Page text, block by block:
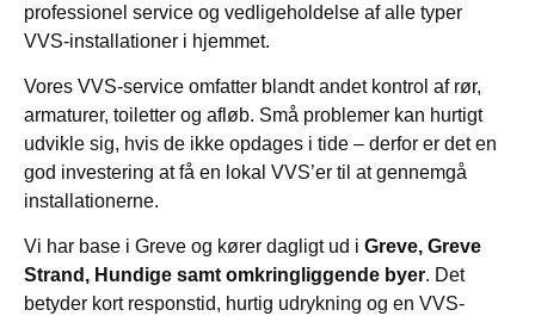
professionel service og vedligeholdelse af alle typer
VVS-installationer i hjemmet.
Vores VVS-service omfatter blandt andet kontrol af rør,
armaturer, toiletter og afløb. Små problemer kan hurtigt
udvikle sig, hvis de ikke opdages i tide – derfor er det en
god investering at få en lokal VVS’er til at gennemgå
installationerne.
Vi har base i Greve og kører dagligt ud i Greve, Greve
Strand, Hundige samt omkringliggende byer. Det
betyder kort responstid, hurtig udrykning og en VVS-